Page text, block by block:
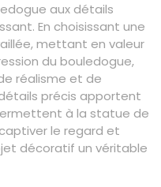
aux détails
En choisissant une
mettant en valeur
du bouledogue,
réalisme et de
précis apportent
à la statue de
le regard et
décoratif un véritable